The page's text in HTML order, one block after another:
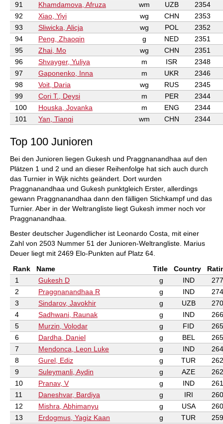
91
Khamdamova, Afruza wm UZB
2354
92
Xiao, Yiyi wg CHN
2353
93
Sliwicka, Alicja wg POL
2352
94
Peng, Zhaoqin g NED
2351
95
Zhai, Mo wg CHN
2351
96
Shvayger, Yuliya m ISR
2348
97
Gaponenko, Inna m UKR
2346
98
Voit, Daria wg RUS
2345
99
Cori T., Deysi m PER
2344
100
Houska, Jovanka m ENG
2344
101
Yan, Tianqi wm CHN 2344
Top 100 Junioren
Bei den Junioren liegen Gukesh und Praggnanandhaa auf den
Plätzen 1 und 2 und an dieser Reihenfolge hat sich auch durch
das Turnier in Wijk nichts geändert. Dort wurden
Praggnanandhaa und Gukesh punktgleich Erster, allerdings
gewann Praggnanandhaa dann den fälligen Stichkampf und das
Turnier. Aber in der Weltrangliste liegt Gukesh immer noch vor
Praggnanandhaa.
Bester deutscher Jugendlicher ist Leonardo Costa, mit einer
Zahl von 2503 Nummer 51 der Junioren-Weltrangliste. Marius
Deuer liegt mit 2469 Elo-Punkten auf Platz 64.
Rank
Name Title Country
1
Gukesh D g IND
2
Praggnanandhaa R g IND
3
Sindarov, Javokhir g UZB
4
Sadhwani, Raunak g IND
5
Murzin, Volodar g FID
6
Dardha, Daniel g BEL
7
Mendonca, Leon Luke g IND
8
Gurel, Ediz g TUR
9
Suleymanli, Aydin g AZE
10
Pranav, V g IND
11
Daneshvar, Bardiya g IRI
12
Mishra, Abhimanyu g USA
13
Erdogmus, Yagiz Kaan g TUR